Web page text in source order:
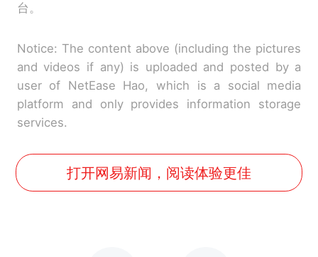
台。
Notice: The content above (including the pictures
and videos if any) is uploaded and posted by a
user of NetEase Hao, which is a social media
platform and only provides information storage
services.
打开网易新闻，阅读体验更佳